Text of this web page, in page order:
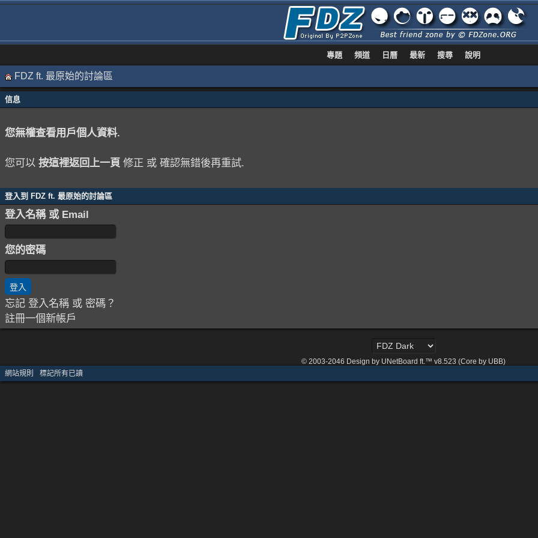
專題 頻道 日曆 最新 搜尋 說明
FDZ ft. 最原始的討論區
信息
您無權查看用戶個人資料.
您可以 按這裡返回上一頁 修正 或 確認無錯後再重試.
登入到 FDZ ft. 最原始的討論區
登入名稱 或 Email
您的密碼
忘記 登入名稱 或 密碼？
註冊一個新帳戶
© 2003-2046 Design by UNetBoard ft.™ v8.523 (Core by UBB)
網站規則 · 標記所有已讀